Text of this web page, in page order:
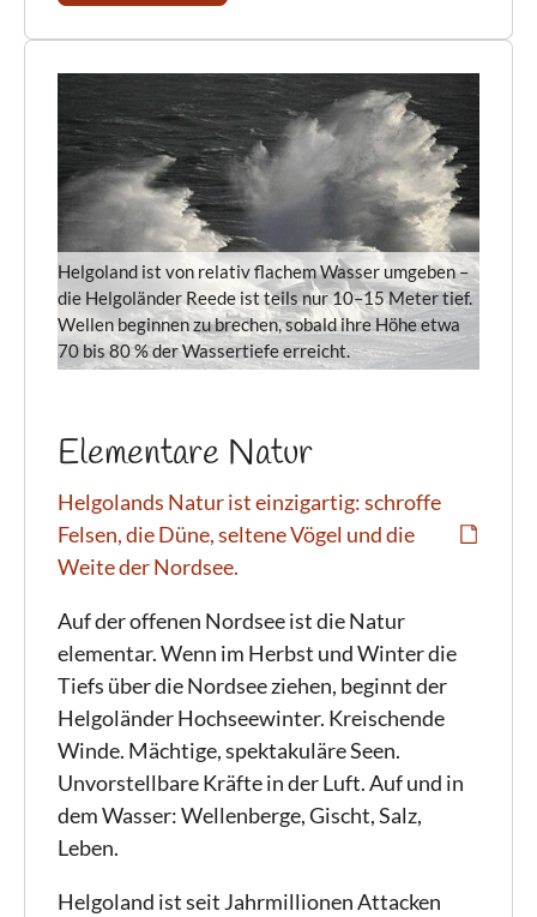
Helgoland ist von relativ flachem Wasser umgeben –
die Helgoländer Reede ist teils nur 10–15 Meter tief.
Wellen beginnen zu brechen, sobald ihre Höhe etwa
70 bis 80 % der Wassertiefe erreicht.
Elementare Natur
Helgolands Natur ist einzigartig: schroffe
Felsen, die Düne, seltene Vögel und die
Weite der Nordsee.
Auf der offenen Nordsee ist die Natur
elementar. Wenn im Herbst und Winter die
Tiefs über die Nordsee ziehen, beginnt der
Helgoländer Hochseewinter. Kreischende
Winde. Mächtige, spektakuläre Seen.
Unvorstellbare Kräfte in der Luft. Auf und in
dem Wasser: Wellenberge, Gischt, Salz,
Leben.
Helgoland ist seit Jahrmillionen Attacken